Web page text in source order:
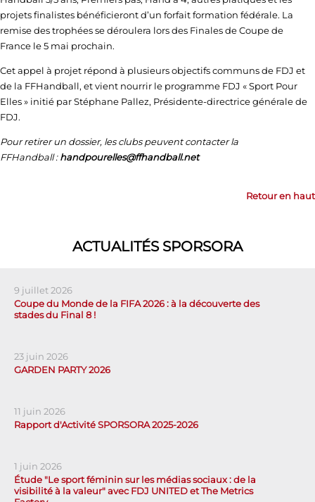
projets finalistes bénéficieront d’un forfait formation fédérale. La
remise des trophées se déroulera lors des Finales de Coupe de
France le 5 mai prochain.
Cet appel à projet répond à plusieurs objectifs communs de FDJ et
de la FFHandball, et vient nourrir le programme FDJ « Sport Pour
Elles » initié par Stéphane Pallez, Présidente-directrice générale de
FDJ.
Pour retirer un dossier, les clubs peuvent contacter la
FFHandball :handpourelles@ffhandball.net
Retour en haut
ACTUALITÉS SPORSORA
9 juillet 2026
Coupe du Monde de la FIFA 2026 : à la découverte des
stades du Final 8 !
23 juin 2026
GARDEN PARTY 2026
11 juin 2026
Rapport d'Activité SPORSORA 2025-2026
1 juin 2026
Étude "Le sport féminin sur les médias sociaux : de la
visibilité à la valeur" avec FDJ UNITED et The Metrics